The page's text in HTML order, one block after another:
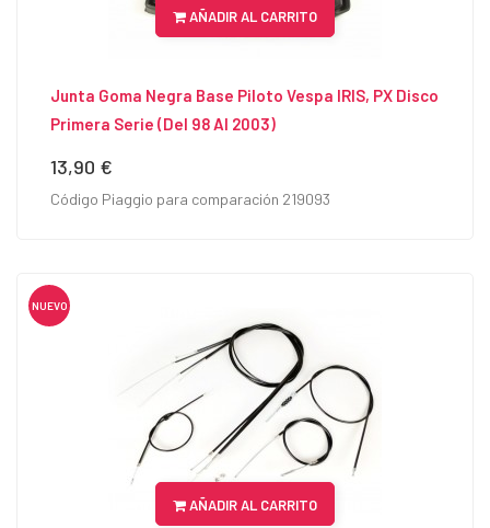
AÑADIR AL CARRITO
Junta Goma Negra Base Piloto Vespa IRIS, PX Disco
Primera Serie (del 98 Al 2003)
Precio
13,90 €
Código Piaggio para comparación 219093
NUEVO
AÑADIR AL CARRITO